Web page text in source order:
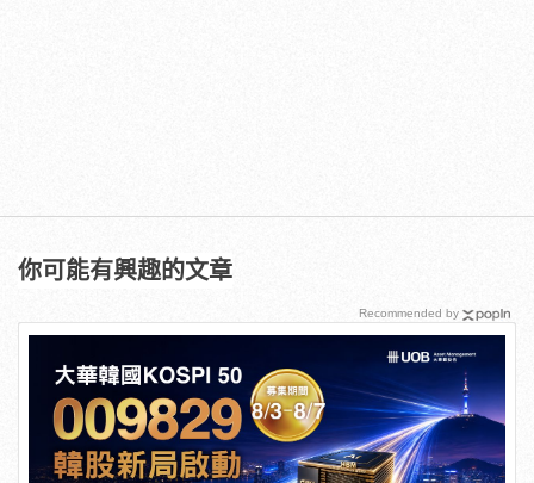
你可能有興趣的文章
Recommended by